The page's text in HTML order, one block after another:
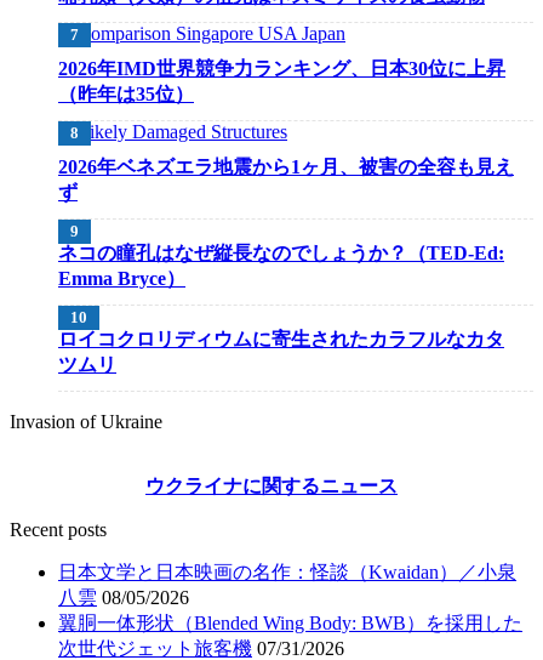
2026年IMD世界競争力ランキング、日本30位に上昇
（昨年は35位）
2026年ベネズエラ地震から1ヶ月、被害の全容も見え
ず
ネコの瞳孔はなぜ縦長なのでしょうか？（TED-Ed:
Emma Bryce）
ロイコクロリディウムに寄生されたカラフルなカタ
ツムリ
Invasion of Ukraine
ウクライナに関するニュース
Recent posts
日本文学と日本映画の名作：怪談（Kwaidan）／小泉
八雲 08/05/2026
翼胴一体形状（Blended Wing Body: BWB）を採用した
次世代ジェット旅客機 07/31/2026